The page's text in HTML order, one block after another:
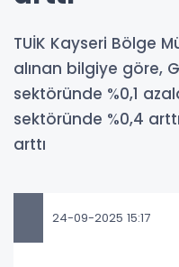
TUİK Kayseri Bölge
alınan bilgiye göre,
sektöründe %0,1
sektöründe %0,4
arttı
24-09-2025 15:17